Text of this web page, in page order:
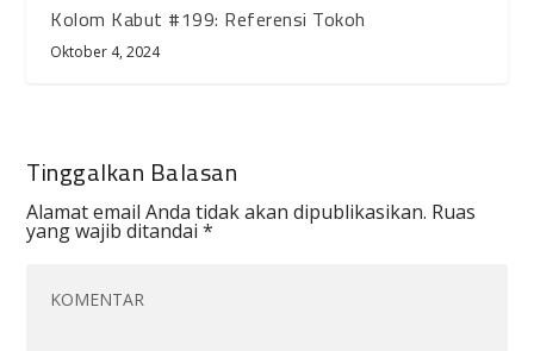
Kolom Kabut #199: Referensi Tokoh
Oktober 4, 2024
Tinggalkan Balasan
Alamat email Anda tidak akan dipublikasikan. Ruas
yang wajib ditandai*